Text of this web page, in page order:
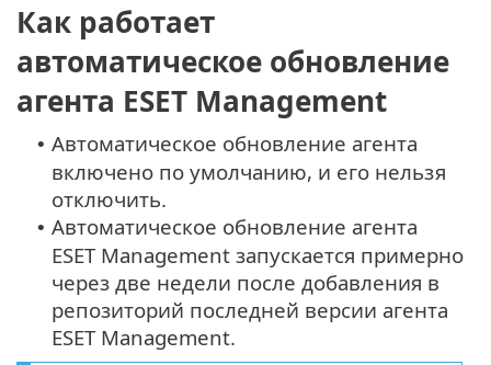
Как работает
автоматическое обновление
агента ESET Management
• Автоматическое обновление агента
включено по умолчанию, и его нельзя
отключить.
• Автоматическое обновление агента
ESET Management запускается примерно
через две недели после добавления в
репозиторий последней версии агента
ESET Management.